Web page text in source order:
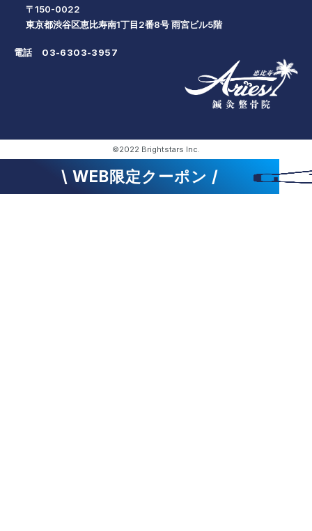
〒150-0022
東京都渋谷区恵比寿南1丁目2番8号 雨宮ビル5階
電話 03-6303-3957
©2022 Brightstars Inc.
\ WEB限定クーポン /